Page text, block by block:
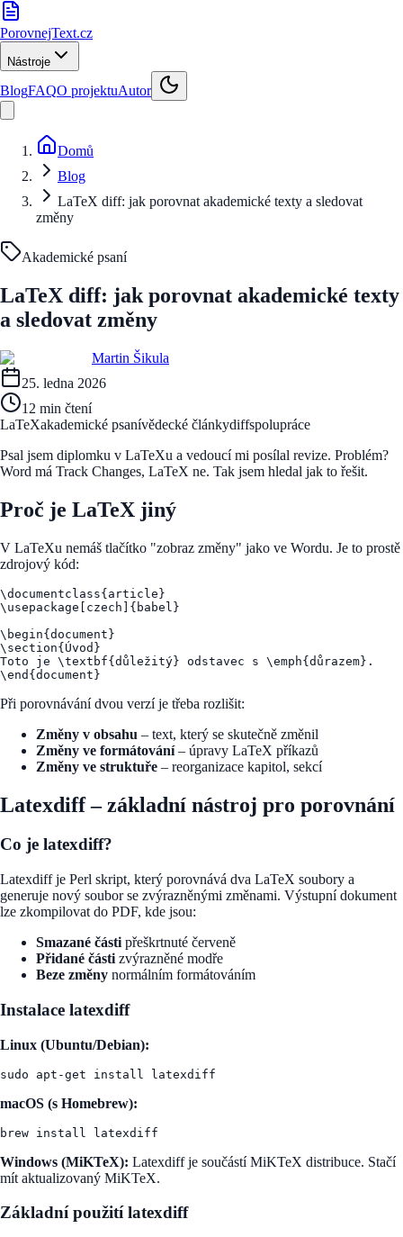
PorovnejText.cz
Nástroje
BlogFAQO projektuAutor
Domů
Blog
LaTeX diff: jak porovnat akademické texty a sledovat
změny
Akademické psaní
LaTeX diff: jak porovnat akademické texty
a sledovat změny
Martin Šikula
25. ledna 2026
12 min čtení
LaTeXakademické psanívědecké článkydiffspolupráce
Psal jsem diplomku v LaTeXu a vedoucí mi posílal revize. Problém?
Word má Track Changes, LaTeX ne. Tak jsem hledal jak to řešit.
Proč je LaTeX jiný
V LaTeXu nemáš tlačítko "zobraz změny" jako ve Wordu. Je to prostě
zdrojový kód:
\documentclass{article}
\usepackage[czech]{babel}
\begin{document}
\section{Úvod}
Toto je \textbf{důležitý} odstavec s \emph{důrazem}.
Při porovnávání dvou verzí je třeba rozlišit:
Změny v obsahu – text, který se skutečně změnil
Změny ve formátování– úpravy LaTeX příkazů
Změny ve struktuře – reorganizace kapitol, sekcí
Latexdiff – základní nástroj pro porovnání
Co je latexdiff?
Latexdiff je Perl skript, který porovnává dva LaTeX soubory a
generuje nový soubor se zvýrazněnými změnami. Výstupní dokument
lze zkompilovat do PDF, kde jsou:
Smazané části přeškrtnuté červeně
Přidané části zvýrazněné modře
Beze změny normálním formátováním
Instalace latexdiff
Linux (Ubuntu/Debian):
macOS (s Homebrew):
Windows (MiKTeX): Latexdiff je součástí MiKTeX distribuce. Stačí
mít aktualizovaný MiKTeX.
Základní použití latexdiff